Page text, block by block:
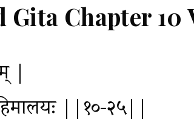
Chapter 10
|
हिमालयः ||१०-२५||